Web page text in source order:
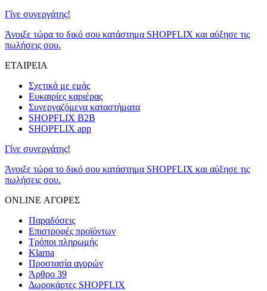
Γίνε συνεργάτης!
Άνοιξε τώρα το δικό σου κατάστημα SHOPFLIX και αύξησε τις
πωλήσεις σου.
ΕΤΑΙΡΕΙΑ
Σχετικά με εμάς
Ευκαιρίες καριέρας
Συνεργαζόμενα καταστήματα
SHOPFLIX B2B
SHOPFLIX app
Γίνε συνεργάτης!
Άνοιξε τώρα το δικό σου κατάστημα SHOPFLIX και αύξησε τις
πωλήσεις σου.
ONLINE ΑΓΟΡΕΣ
Παραδόσεις
Επιστροφές προϊόντων
Τρόποι πληρωμής
Klarna
Προστασία αγορών
Άρθρο 39
Δωροκάρτες SHOPFLIX